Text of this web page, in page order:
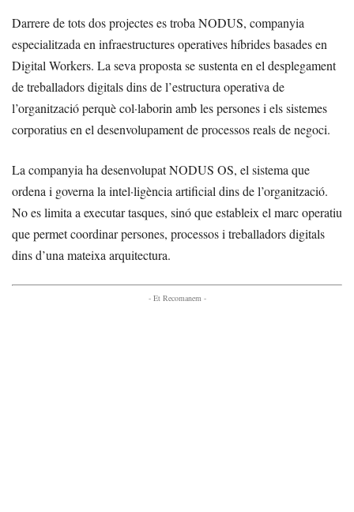
Darrere de tots dos projectes es troba NODUS, companyia
especialitzada en infraestructures operatives híbrides basades en
Digital Workers. La seva proposta se sustenta en el desplegament
de treballadors digitals dins de l’estructura operativa de
l’organització perquè col·laborin amb les persones i els sistemes
corporatius en el desenvolupament de processos reals de negoci.
La companyia ha desenvolupat NODUS OS, el sistema que
ordena i governa la intel·ligència artificial dins de l’organització.
No es limita a executar tasques, sinó que estableix el marc operatiu
que permet coordinar persones, processos i treballadors digitals
dins d’una mateixa arquitectura.
- Et Recomanem -